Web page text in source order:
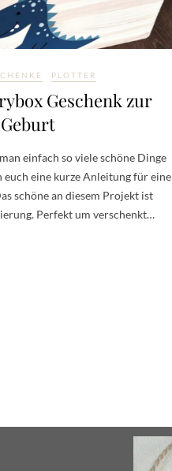
PLOTTER
Geschenk zur
Geburt
einfach so viele schöne Dinge
euch eine kurze Anleitung für eine
schöne an diesem Projekt ist
Perfekt um verschenkt…